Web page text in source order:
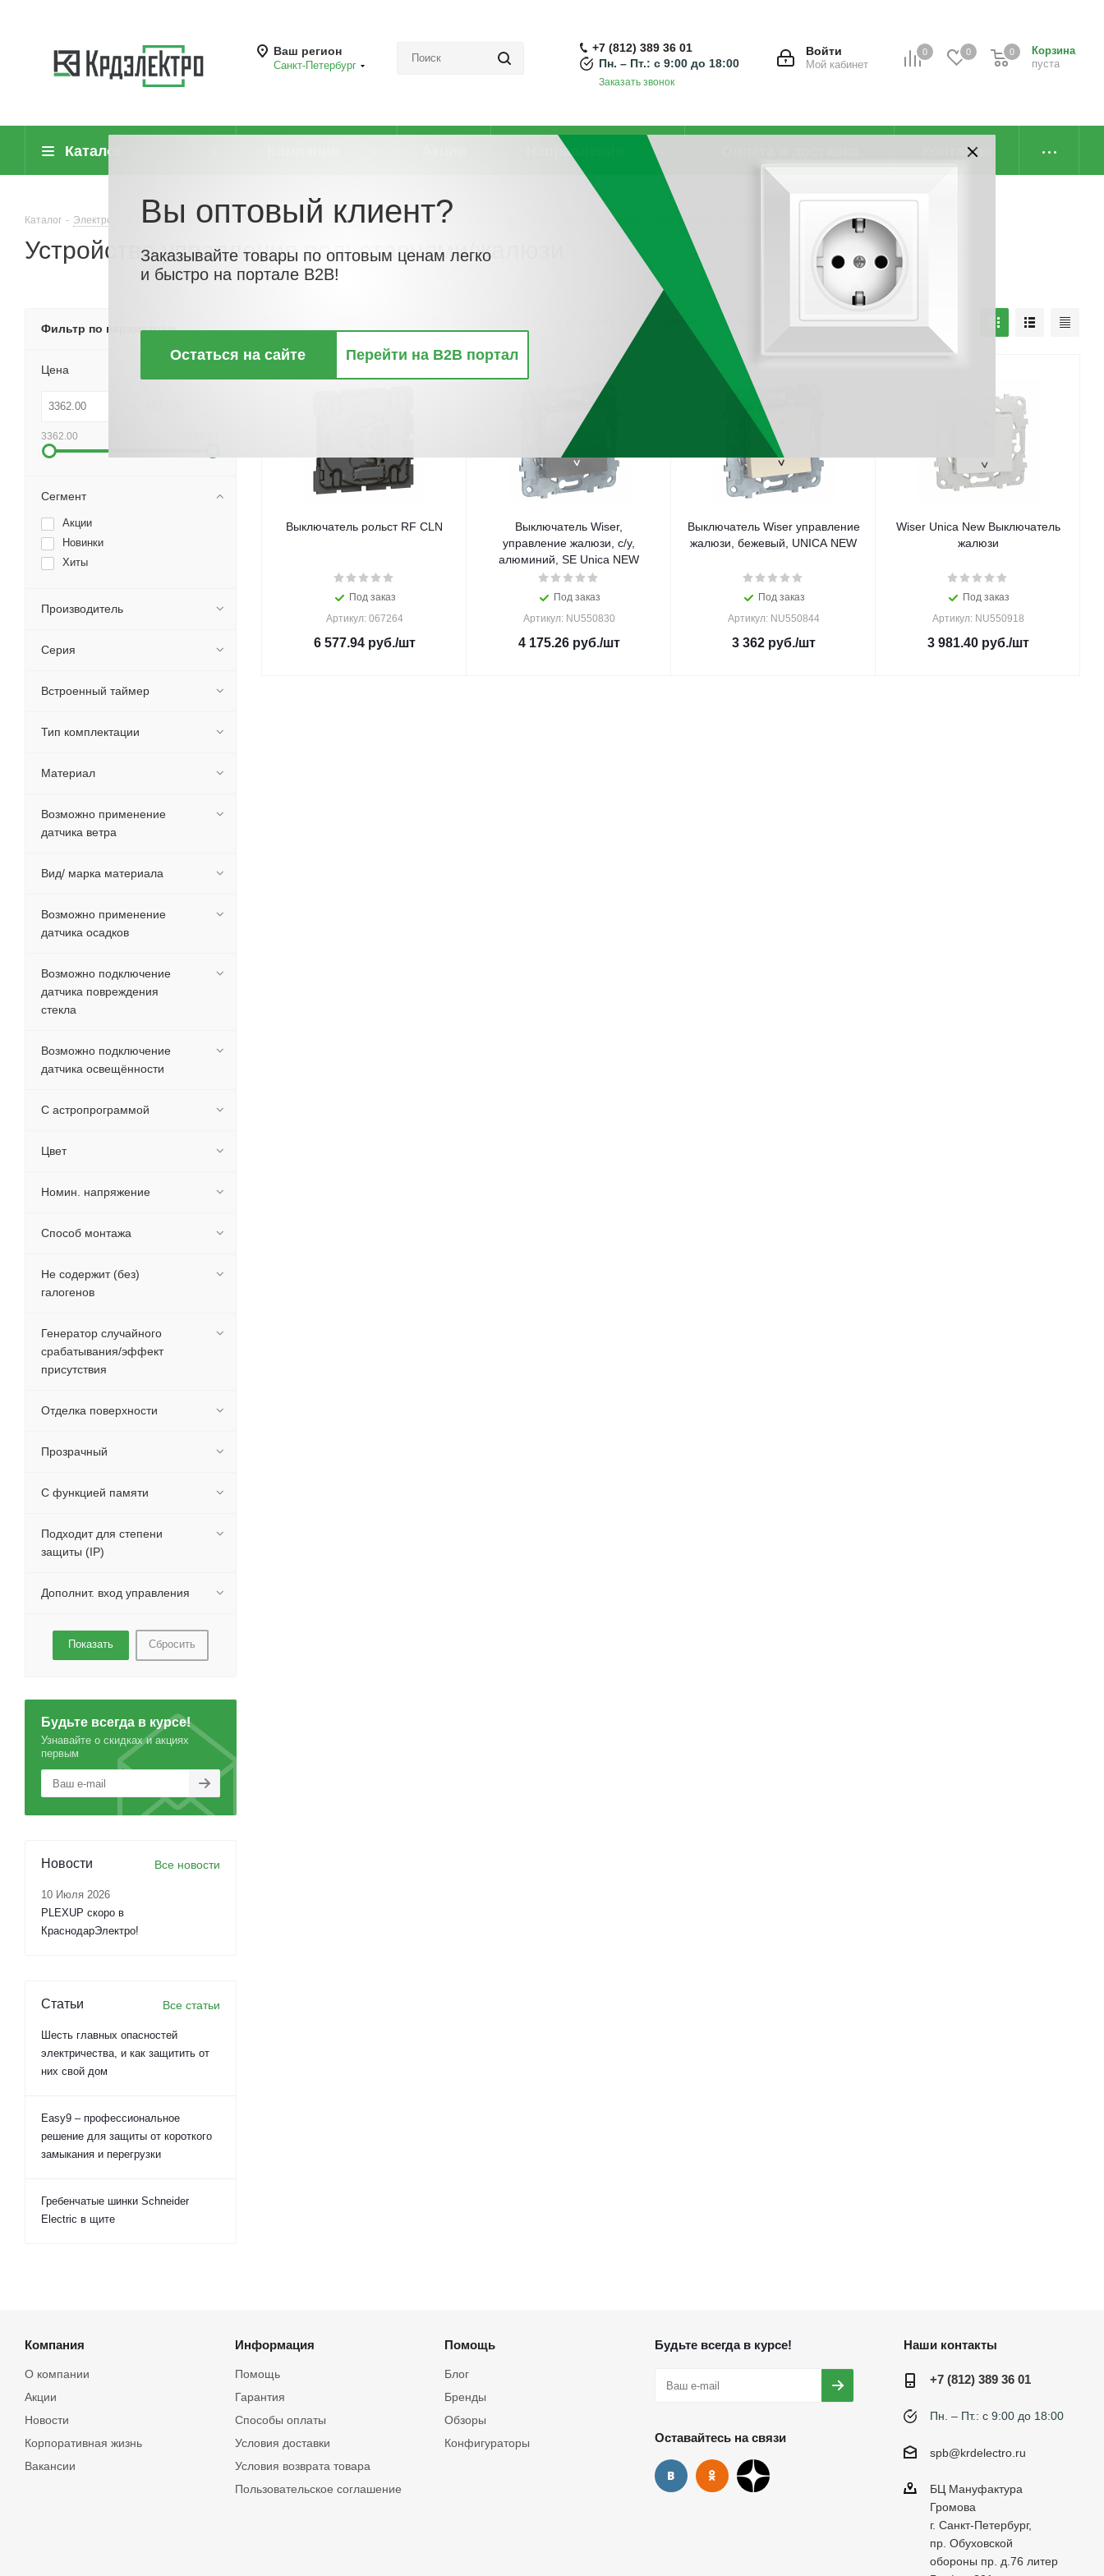
Ваш регион
Санкт-Петербург
0 0
Корзина
пуста
0
Войти
Мой кабинет
+7 (812) 389 36 01
Пн. – Пт.: с 9:00 до 18:00
Заказать звонок
Каталог Направления Контакты
Каталог - Электроустановочные изделия - Электроустановочные устройства различного назначения Устройство управления рольставнями/жалюзи
Устройство управления рольставнями/жалюзи
По цене По наличию
Выключатель рольст RF CLN
Под заказ
Артикул: 067264
6 577.94руб./шт
Выключатель Wiser,
управление жалюзи, с/у,
алюминий, SE Unica NEW
Под заказ
Артикул: NU550830
4 175.26руб./шт
Выключатель Wiser управление
жалюзи, бежевый, UNICA NEW
Под заказ
Артикул: NU550844
3 362руб./шт
Wiser Unica New Выключатель
жалюзи
Под заказ
Артикул: NU550918
3 981.40руб./шт
Фильтр по параметрам
Цена
3362.00
Сегмент
Акции
Новинки
Хиты
Производитель
Серия
Встроенный таймер
Тип комплектации
Материал
Возможно применение
датчика ветра
Вид/ марка материала
Возможно применение
датчика осадков
Возможно подключение
датчика повреждения
стекла
Возможно подключение
датчика освещённости
С астропрограммой
Цвет
Номин. напряжение
Способ монтажа
Не содержит (без)
галогенов
Генератор случайного
срабатывания/эффект
присутствия
Отделка поверхности
Прозрачный
С функцией памяти
Подходит для степени
защиты (IP)
Дополнит. вход управления
Сбросить
Будьте всегда в курсе!
Узнавайте о скидках и акциях
первым
Новости Все новости
10 Июля 2026
PLEXUP скоро в
КраснодарЭлектро!
Статьи Все статьи
Шесть главных опасностей
электричества, и как защитить от
них свой дом
Easy9 – профессиональное
решение для защиты от короткого
замыкания и перегрузки
Гребенчатые шинки Schneider
Electric в щите
Компания
О компании
Акции
Новости
Корпоративная жизнь
Вакансии
Информация
Помощь
Гарантия
Способы оплаты
Условия доставки
Условия возврата товара
Пользовательское соглашение
Помощь
Блог
Бренды
Обзоры
Конфигураторы
Будьте всегда в курсе!
Оставайтесь на связи
Наши контакты
+7 (812) 389 36 01
Пн. – Пт.: с 9:00 до 18:00
spb@krdelectro.ru
БЦ Мануфактура
Громова
г. Санкт-Петербург,
пр. Обуховской
обороны пр. д.76 литер
Вы оптовый клиент?
Заказывайте товары по оптовым ценам легко
и быстро на портале B2B!
Остаться на сайте Перейти на B2B портал